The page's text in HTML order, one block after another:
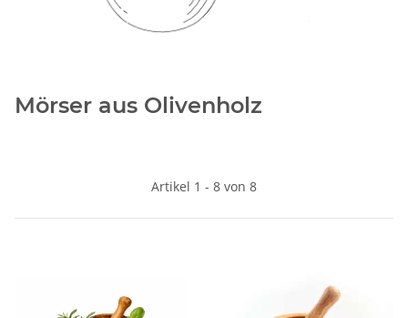
Mörser aus Olivenholz
Artikel 1 - 8 von 8